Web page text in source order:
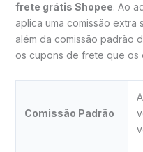
frete grátis Shopee. Ao
aplica uma comissão extra
além da comissão padrão
os cupons de frete que os
Comissão Padrão